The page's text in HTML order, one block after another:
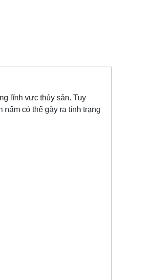
lĩnh vực thủy sản. Tuy
có thể gây ra tình trạng